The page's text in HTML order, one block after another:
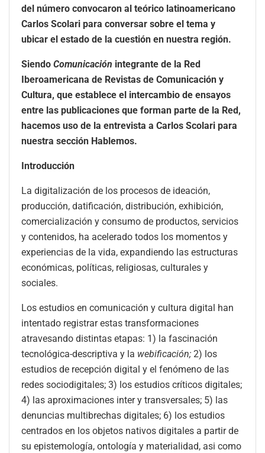
del número convocaron al teórico latinoamericano
Carlos Scolari para conversar sobre el tema y
ubicar el estado de la cuestión en nuestra región.
Siendo Comunicación integrante de la Red
Iberoamericana de Revistas de Comunicación y
Cultura, que establece el intercambio de ensayos
entre las publicaciones que forman parte de la Red,
hacemos uso de la entrevista a Carlos Scolari para
nuestra sección Hablemos.
Introducción
La digitalización de los procesos de ideación,
producción, datificación, distribución, exhibición,
comercialización y consumo de productos, servicios
y contenidos, ha acelerado todos los momentos y
experiencias de la vida, expandiendo las estructuras
económicas, políticas, religiosas, culturales y
sociales.
Los estudios en comunicación y cultura digital han
intentado registrar estas transformaciones
atravesando distintas etapas: 1) la fascinación
tecnológica-descriptiva y la webificación; 2) los
estudios de recepción digital y el fenómeno de las
redes sociodigitales; 3) los estudios críticos digitales;
4) las aproximaciones inter y transversales; 5) las
denuncias multibrechas digitales; 6) los estudios
centrados en los objetos nativos digitales a partir de
su epistemología, ontología y materialidad, asi como